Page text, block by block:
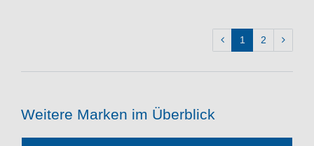
1 2
Weitere Marken im Überblick